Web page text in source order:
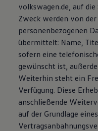
volkswagen.de, auf
Zweck werden von
personenbezogenen
übermittelt: Name,
sofern eine
gewünscht ist,
Weiterhin steht ein
Verfügung. Diese
anschließende
auf der Grundlage eines